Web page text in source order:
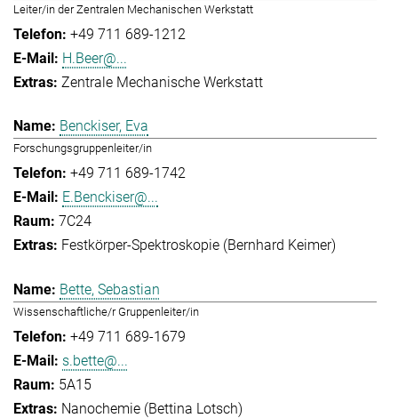
Leiter/in der Zentralen Mechanischen Werkstatt
+49 711 689-1212
H.Beer@...
Zentrale Mechanische Werkstatt
Benckiser, Eva
Forschungsgruppenleiter/in
+49 711 689-1742
E.Benckiser@...
7C24
Festkörper-Spektroskopie (Bernhard Keimer)
Bette, Sebastian
Wissenschaftliche/r Gruppenleiter/in
+49 711 689-1679
s.bette@...
5A15
Nanochemie (Bettina Lotsch)